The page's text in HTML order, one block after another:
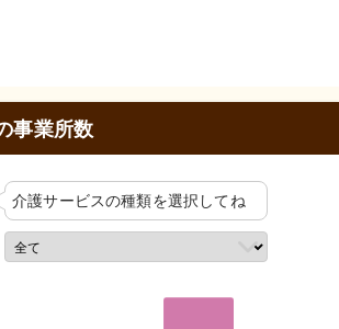
事業所数
介護サービスの種類を選択してね